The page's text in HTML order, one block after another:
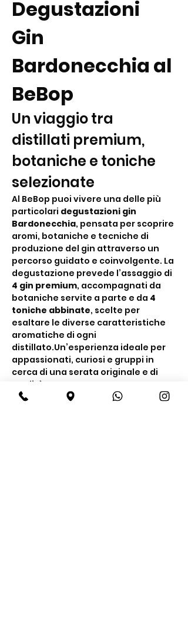
Degustazioni
Gin
Bardonecchia al
BeBop
Un viaggio tra
distillati premium,
botaniche e toniche
selezionate
Al BeBop puoi vivere una delle più
particolari degustazioni gin
Bardonecchia, pensata per scoprire
aromi, botaniche e tecniche di
produzione del gin attraverso un
percorso guidato e coinvolgente. La
degustazione prevede l’assaggio di
4 gin premium, accompagnati da
botaniche servite a parte e da 4
toniche abbinate, scelte per
esaltare le diverse caratteristiche
aromatiche di ogni
distillato.Un’esperienza ideale per
appassionati, curiosi e gruppi in
cerca di una serata originale e di
qualità.
Cosa include la